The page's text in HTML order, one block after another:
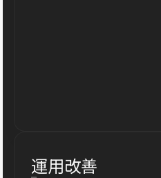
運用改善